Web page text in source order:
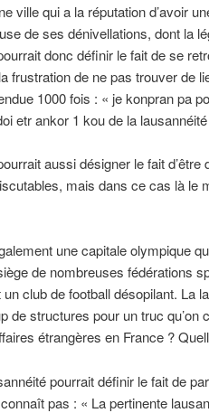
ville qui a la réputation d’avoir
de ses dénivellations, dont la
donc définir le fait de se
frustration de ne pas trouver de
1000 fois : « je konpran pa
etr ankor 1 kou de la
aussi désigner le fait
mais dans ce cas là le
une capitale olympique
de nombreuses fédérations
club de football désopilant. La
de structures pour un truc
étrangères en France ?
pourrait définir le fait de
pas : « La pertinente